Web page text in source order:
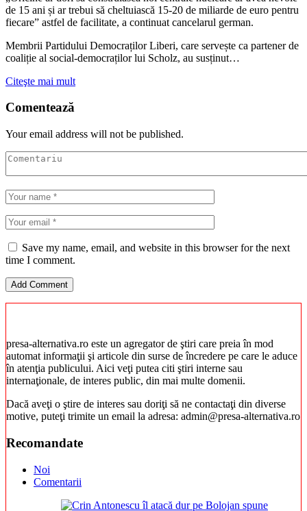
de 15 ani și ar trebui să cheltuiască 15-20 de miliarde de euro pentru
fiecare” astfel de facilitate, a continuat cancelarul german.
Membrii Partidului Democraților Liberi, care servește ca partener de
coaliție al social-democraților lui Scholz, au susținut…
Citeşte mai mult
Comentează
Your email address will not be published.
Save my name, email, and website in this browser for the next
time I comment.
presa-alternativa.ro este un agregator de ştiri care preia în mod
automat informaţii şi articole din surse de încredere pe care le aduce
în atenţia publicului. Aici veţi putea citi ştiri interne sau
internaţionale, de interes public, din mai multe domenii.
Dacă aveţi o ştire de interes sau doriţi să ne contactaţi din diverse
motive, puteţi trimite un email la adresa: admin@presa-alternativa.ro
Recomandate
Noi
Comentarii